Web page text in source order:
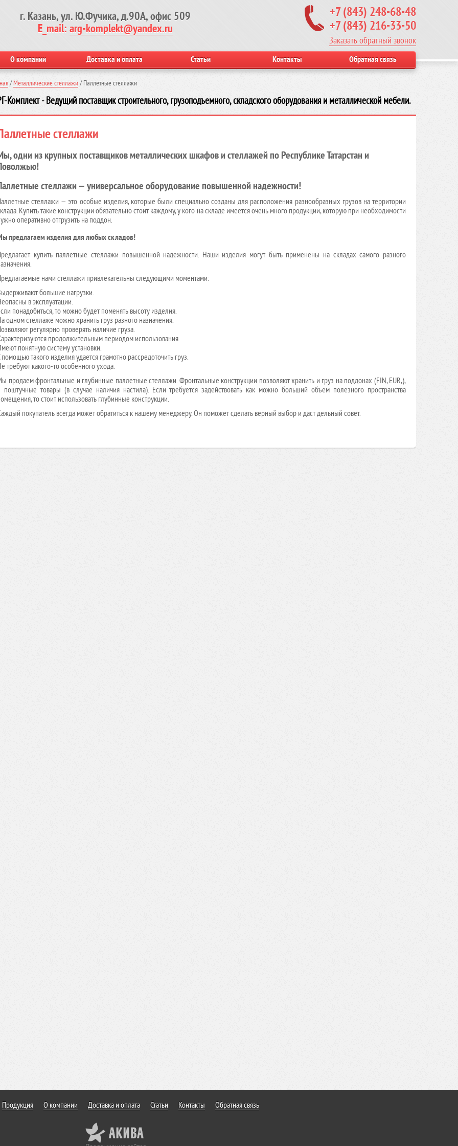
г. Казань, ул. Ю.Фучика, д.90А, офис 509
E_mail:arg-komplekt@yandex.ru
+7 (843) 248-68-48
+7 (843) 216-33-50
Заказать обратный звонок
О компании Доставка и оплата Статьи Контакты Обратная связь
/ Металлические стеллажи / Паллетные стеллажи
Комплект - Ведущий поставщик строительного, грузоподъемного, складского оборудования и металлической мебели.
стеллажи
одни из крупных поставщиков металлических шкафов и стеллажей по Республике Татарстан и
стеллажи — универсальное оборудование повышенной надежности!
стеллажи — это особые изделия, которые были специально созданы для расположения разнообразных грузов на территории
Купить такие конструкции обязательно стоит каждому, у кого на складе имеется очень много продукции, которую при необходимости
оперативно отгрузить на поддон.
предлагаем изделия для любых складов!
купить паллетные стеллажи повышенной надежности. Наши изделия могут быть применены на складах самого разного
нами стеллажи привлекательны следующими моментами:
большие нагрузки.
в эксплуатации.
понадобиться, то можно будет поменять высоту изделия.
одном стеллаже можно хранить груз разного назначения.
регулярно проверять наличие груза.
продолжительным периодом использования.
понятную систему установки.
помощью такого изделия удается грамотно рассредоточить груз.
требуют какого-то особенного ухода.
продаем фронтальные и глубинные паллетные стеллажи. Фронтальные конструкции позволяют хранить и груз на поддонах (FIN, EUR,),
поштучные товары (в случае наличия настила). Если требуется задействовать как можно больший объем полезного пространства
то стоит использовать глубинные конструкции.
покупатель всегда может обратиться к нашему менеджеру. Он поможет сделать верный выбор и даст дельный совет.
Продукция О компании Доставка и оплата Статьи Контакты Обратная связь